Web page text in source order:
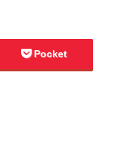
Pocket